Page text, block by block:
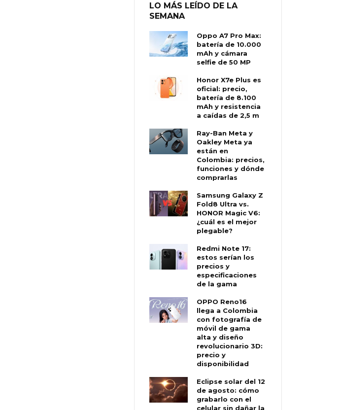
LO MÁS LEÍDO DE LA
SEMANA
Oppo A7 Pro Max:
batería de 10.000
mAh y cámara
selfie de 50 MP
Honor X7e Plus es
oficial: precio,
batería de 8.100
mAh y resistencia
a caídas de 2,5 m
Ray-Ban Meta y
Oakley Meta ya
están en
Colombia: precios,
funciones y dónde
comprarlas
Samsung Galaxy Z
Fold8 Ultra vs.
HONOR Magic V6:
¿cuál es el mejor
plegable?
Redmi Note 17:
estos serían los
precios y
especificaciones
de la gama
OPPO Reno16
llega a Colombia
con fotografía de
móvil de gama
alta y diseño
revolucionario 3D:
precio y
disponibilidad
Eclipse solar del 12
de agosto: cómo
grabarlo con el
celular sin dañar la